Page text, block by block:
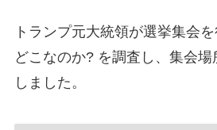
トランプ元大統領が選挙集会
どこなのか? を調査し、集会
しました。